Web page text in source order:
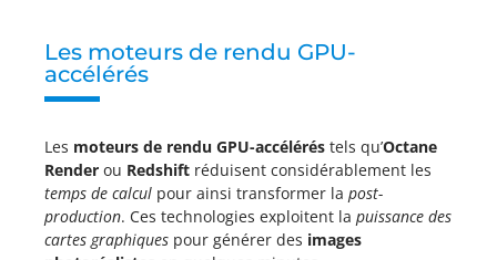
Les moteurs de rendu GPU-
accélérés
Les moteurs de rendu GPU-accélérés tels qu’Octane
Render ou Redshift réduisent considérablement les
temps de calcul pour ainsi transformer la post-
production. Ces technologies exploitent la puissance des
cartes graphiques pour générer des images